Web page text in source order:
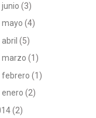
junio (3)
mayo (4)
abril (5)
marzo (1)
febrero (1)
enero (2)
(2)